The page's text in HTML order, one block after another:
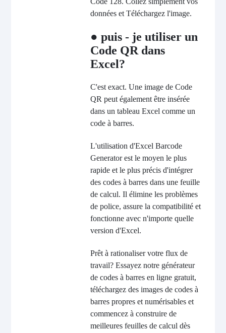
données et Téléchargez l'image.
● puis - je utiliser un
Code QR dans
Excel?
C'est exact. Une image de Code
QR peut également être insérée
dans un tableau Excel comme un
code à barres.
L'utilisation d'Excel Barcode
Generator est le moyen le plus
rapide et le plus précis d'intégrer
des codes à barres dans une feuille
de calcul. Il élimine les problèmes
de police, assure la compatibilité et
fonctionne avec n'importe quelle
version d'Excel.
Prêt à rationaliser votre flux de
travail? Essayez notre générateur
de codes à barres en ligne gratuit,
téléchargez des images de codes à
barres propres et numérisables et
commencez à construire de
meilleures feuilles de calcul dès